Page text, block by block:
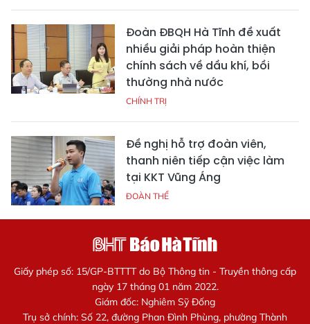
Đoàn ĐBQH Hà Tĩnh đề xuất
nhiều giải pháp hoàn thiện
chính sách về dầu khí, bồi
thường nhà nước
CHÍNH TRỊ
Đề nghị hỗ trợ đoàn viên,
thanh niên tiếp cận việc làm
tại KKT Vũng Áng
ĐOÀN THỂ
Giấy phép số: 15/GP-BTTTT do Bộ Thông tin - Truyền thông cấp
ngày 17 tháng 01 năm 2022.
Giám đốc: Nghiêm Sỹ Đống
Trụ sở chính: Số 22, đường Phan Đình Phùng, phường Thành